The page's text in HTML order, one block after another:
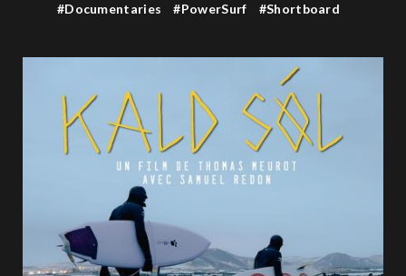
#Documentaries
#PowerSurf #Shortboard